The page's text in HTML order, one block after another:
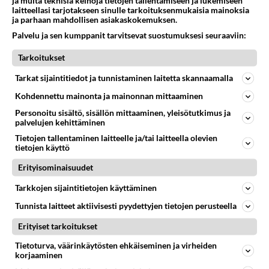
LUETUIMMAT KESKUSTELUT
PÄIVÄ VIIKKO KUUKAUSI
Mitä tuot pöytään parisuhteessa?
04.08.2026 16:53
Sinkut
347
1287
Mikä sinua ja kaivattuasi
Yhdistää??????
04.08.2026 18:50
54
2 km on nykyään liian pitkä koulumatka
748
Sinulle mies
Kohtaamme jälleen kun on oikea aika. Sitä ei voi mikään eikä kukaan estää <3 <3
04.08.2026 15:01
Ikävä
735
laitteellasi tarjotakseen sinulle tarkoituksenmukaisia mainoksia
ja parhaan mahdollisen asiakaskokemuksen.
Palvelu ja sen kumppanit tarvitsevat suostumuksesi seuraaviin:
Tarkoitukset
Tarkat sijaintitiedot ja tunnistaminen laitetta skannaamalla
Kohdennettu mainonta ja mainonnan mittaaminen
Personoitu sisältö, sisällön mittaaminen, yleisötutkimus ja
palvelujen kehittäminen
Tietojen tallentaminen laitteelle ja/tai laitteella olevien
tietojen käyttö
Erityisominaisuudet
Tarkkojen sijaintitietojen käyttäminen
Tunnista laitteet aktiivisesti pyydettyjen tietojen perusteella
Erityiset tarkoitukset
Tietoturva, väärinkäytösten ehkäiseminen ja virheiden
korjaaminen